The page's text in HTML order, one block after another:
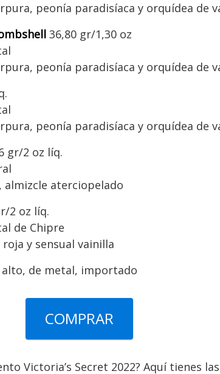
peonía paradisíaca y orquídea de
36,80 gr/1,30 oz
peonía paradisíaca y orquídea de
peonía paradisíaca y orquídea de
gr/2 oz líq.
almizcle aterciopelado
2 oz líq.
de Chipre
y sensual vainilla
alto, de metal, importado
COMPRAR
Victoria’s Secret 2022? Aquí tienes